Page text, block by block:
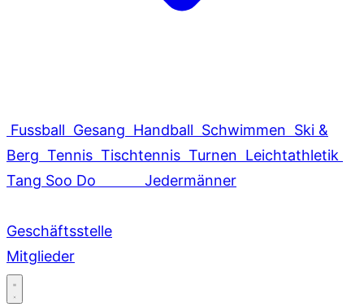
Fussball Gesang Handball Schwimmen Ski &
Berg Tennis Tischtennis Turnen Leichtathletik
Tang Soo Do
Jedermänner
Geschäftsstelle
Mitglieder